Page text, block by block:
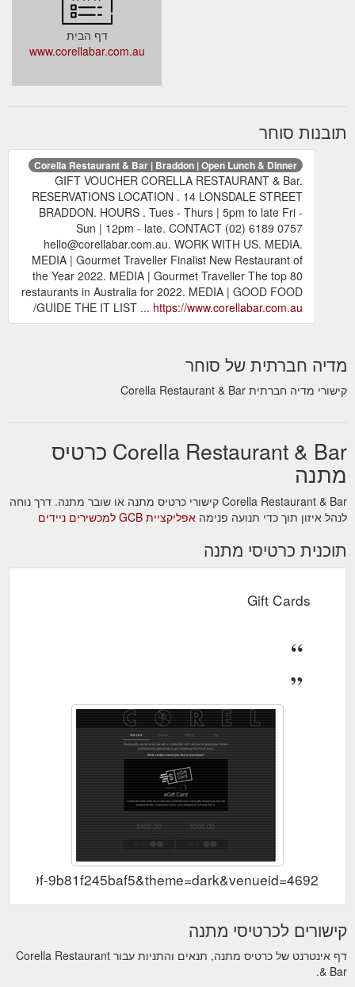
דף הבית
www.corellabar.com.au
תובנות סוחר
Corella Restaurant & Bar | Braddon | Open Lunch & Dinner
GIFT VOUCHER CORELLA RESTAURANT & Bar.
RESERVATIONS LOCATION . 14 LONSDALE STREET
BRADDON. HOURS . Tues - Thurs | 5pm to late Fri -
Sun | 12pm - late. CONTACT (02) 6189 0757
hello@corellabar.com.au. WORK WITH US. MEDIA.
MEDIA | Gourmet Traveller Finalist New Restaurant of
the Year 2022. MEDIA | Gourmet Traveller The top 80
restaurants in Australia for 2022. MEDIA | GOOD FOOD
GUIDE THE IT LIST ...https://www.corellabar.com.au/
מדיה חברתית של סוחר
קישורי מדיה חברתית Corella Restaurant & Bar
Corella Restaurant & Bar כרטיס
מתנה
Corella Restaurant & Bar קישורי כרטיס מתנה או שובר מתנה. דרך נוחה
לנהל איזון תוך כדי תנועה פנימה אפליקציית GCB למכשירים ניידים
תוכנית כרטיסי מתנה
Gift Cards
8a9f-9b81f245baf5&theme=dark&venueid=4692
קישורים לכרטיסי מתנה
דף אינטרנט של כרטיס מתנה, תנאים והתניות עבור Corella Restaurant
& Bar.